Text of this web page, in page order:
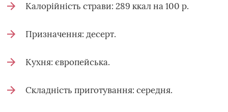
Калорійність страви: 289 ккал на 100 р.
Призначення: десерт.
Кухня: європейська.
Складність приготування: середня.